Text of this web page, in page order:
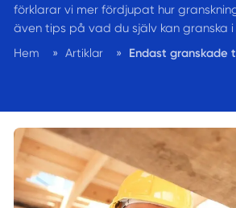
förklarar vi mer fördjupat hur
även tips på vad du själv kan granska
Hem
» Artiklar » Endast granskade